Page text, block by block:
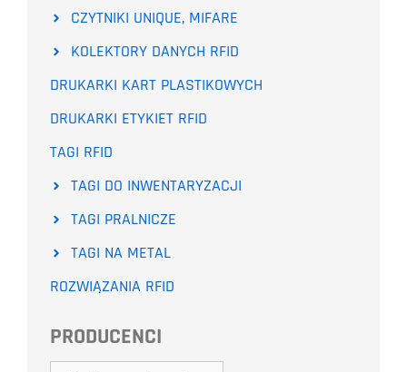
CZYTNIKI UNIQUE, MIFARE
KOLEKTORY DANYCH RFID
DRUKARKI KART PLASTIKOWYCH
DRUKARKI ETYKIET RFID
TAGI RFID
TAGI DO INWENTARYZACJI
TAGI PRALNICZE
TAGI NA METAL
ROZWIĄZANIA RFID
PRODUCENCI